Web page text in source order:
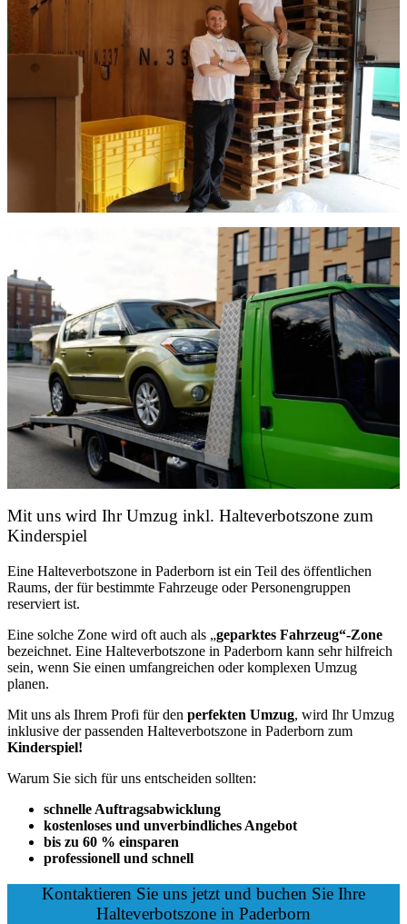
Mit uns wird Ihr Umzug inkl. Halteverbotszone zum
Kinderspiel
Eine Halteverbotszone in Paderborn ist ein Teil des öffentlichen
Raums, der für bestimmte Fahrzeuge oder Personengruppen
reserviert ist.
Eine solche Zone wird oft auch als „geparktes Fahrzeug“-Zone
bezeichnet. Eine Halteverbotszone in Paderborn kann sehr hilfreich
sein, wenn Sie einen umfangreichen oder komplexen Umzug
planen.
Mit uns als Ihrem Profi für den perfekten Umzug, wird Ihr Umzug
inklusive der passenden Halteverbotszone in Paderborn zum
Kinderspiel!
Warum Sie sich für uns entscheiden sollten:
schnelle Auftragsabwicklung
kostenloses und unverbindliches Angebot
bis zu 60 % einsparen
professionell und schnell
Kontaktieren Sie uns jetzt und buchen Sie Ihre
Halteverbotszone in Paderborn